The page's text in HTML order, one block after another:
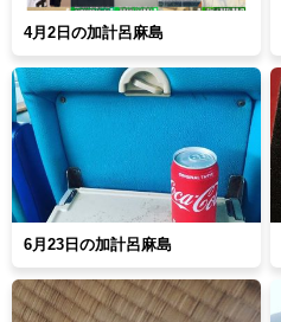
4月2日の加計呂麻島
6月23日の加計呂麻島